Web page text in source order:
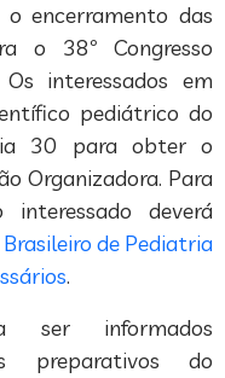
encerramento das
o 38º Congresso
interessados em
pediátrico do
30 para obter o
Organizadora. Para
deverá
de Pediatria
.
ser informados
preparativos do